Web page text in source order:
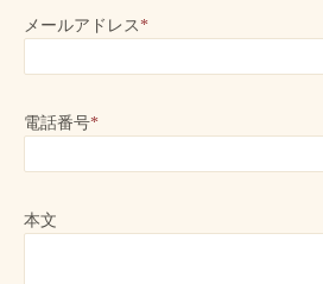
メールアドレス *
電話番号*
本文